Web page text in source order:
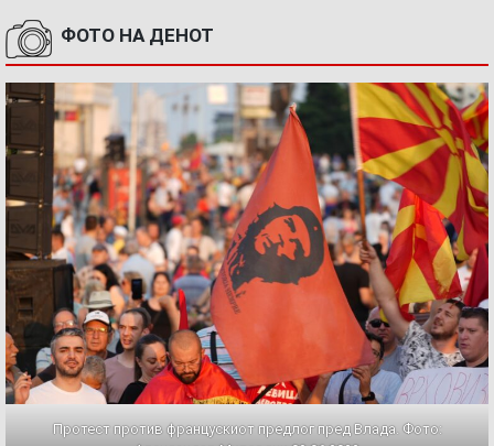
ФОТО НА ДЕНОТ
Протест против францускиот предлог пред Влада. Фото: